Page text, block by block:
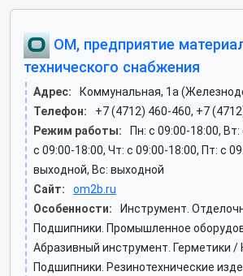
ОМ, предприятие
технического снабжения
Адрес:
Коммунальная, 1а
Телефон:
+7 (4712) 460-460, +7
Режим работы:
Пн: c 09:00-18:00,
c 09:00-18:00, Чт: c 09:00-18:00, Пт: c
выходной, Вс: выходной
Сайт:
om2b.ru
Особенности:
Инструмент.
Подшипники. Промышленное
Абразивный инструмент. Герметики /
Подшипники. Резинотехнические